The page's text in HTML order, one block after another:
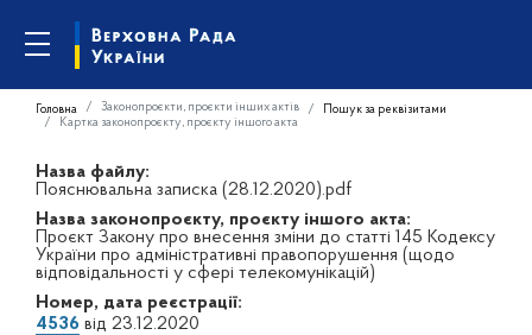
Головна Законопроєкти, проєкти інших актів
Пошук за реквізитами
Картка законопроєкту, проєкту іншого акта
Назва файлу:
Пояснювальна записка (28.12.2020).pdf
Назва законопроєкту, проєкту іншого акта:
Проєкт Закону про внесення зміни до статті 145 Кодексу
України про адміністративні правопорушення (щодо
відповідальності у сфері телекомунікацій)
Номер, дата реєстрації:
4536 від 23.12.2020